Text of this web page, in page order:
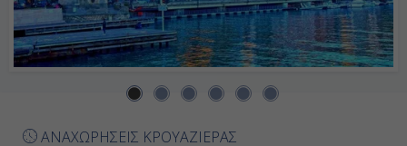
16:30
ΑΝΑΧΩΡΗΣΕΙΣ ΚΡΟΥΑΖΙΕΡΑΣ